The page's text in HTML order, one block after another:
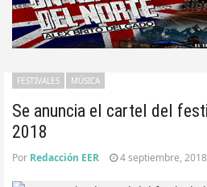
Se anuncia el cartel del
2018
FESTIVALES MÚSICA
Por Redacción EER 4 septiembre,